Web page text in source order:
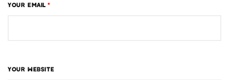
YOUR EMAIL *
YOUR WEBSITE